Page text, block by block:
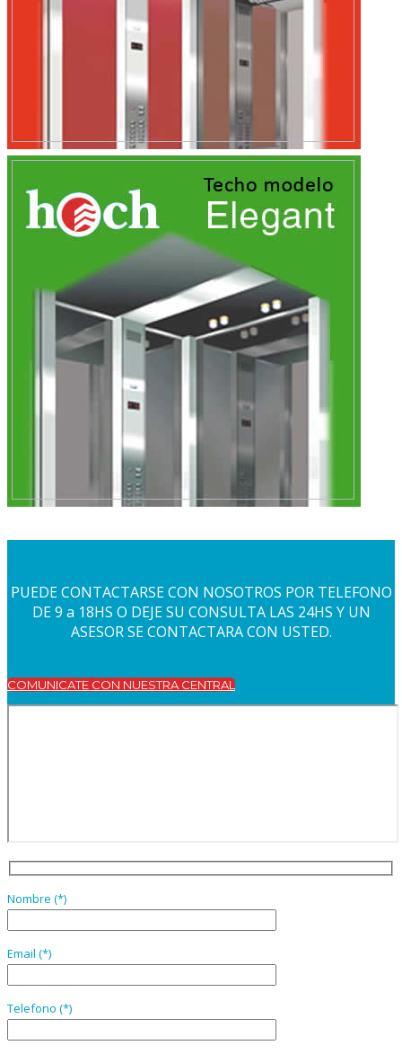
PUEDE CONTACTARSE CON NOSOTROS POR TELEFONO
DE 9 a 18HS O DEJE SU CONSULTA LAS 24HS Y UN
ASESOR SE CONTACTARA CON USTED.
COMUNICATE CON NUESTRA CENTRAL
Nombre (*)
Email (*)
Telefono (*)